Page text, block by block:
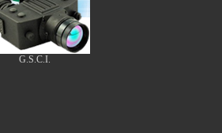
G.S.C.I.